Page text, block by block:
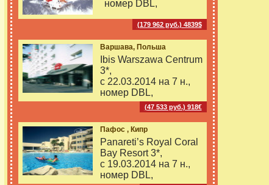
номер DBL,
(179 962 руб.) 4839$
Варшава, Польша
Ibis Warszawa Centrum
3*,
с 22.03.2014 на 7 н.,
номер DBL,
(47 533 руб.) 918€
Пафос , Кипр
Panareti’s Royal Coral
Bay Resort 3*,
с 19.03.2014 на 7 н.,
номер DBL,